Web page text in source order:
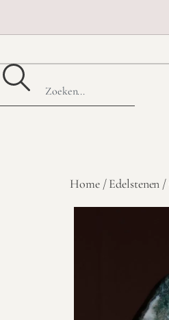
Home/Edelstenen /